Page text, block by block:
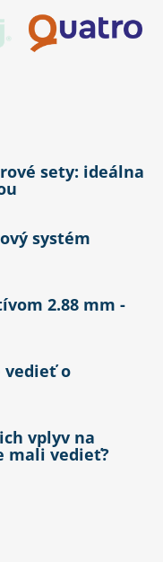
sety: ideálna
systém
2.88 mm -
vedieť o
vplyv na
mali vedieť?